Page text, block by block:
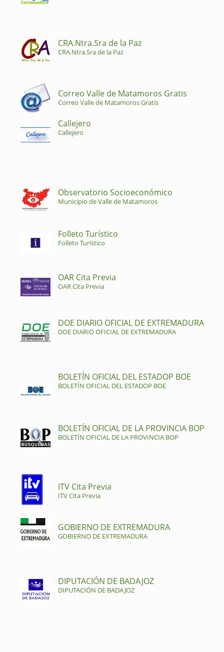
CRA.Ntra.Sra de la Paz
CRA.Ntra.Sra de la Paz
Correo Valle de Matamoros Gratis
Correo Valle de Matamoros Gratis
Callejero
Callejero
Observatorio Socioeconómico
Municipio de Valle de Matamoros
Folleto Turístico
Folleto Turístico
OAR Cita Previa
OAR Cita Previa
DOE DIARIO OFICIAL DE EXTREMADURA
DOE DIARIO OFICIAL DE EXTREMADURA
BOLETÍN OFICIAL DEL ESTADOP BOE
BOLETÍN OFICIAL DEL ESTADOP BOE
BOLETÍN OFICIAL DE LA PROVINCIA BOP
BOLETÍN OFICIAL DE LA PROVINCIA BOP
ITV Cita Previa
ITV Cita Previa
GOBIERNO DE EXTREMADURA
GOBIERNO DE EXTREMADURA
DIPUTACIÓN DE BADAJOZ
DIPUTACIÓN DE BADAJOZ